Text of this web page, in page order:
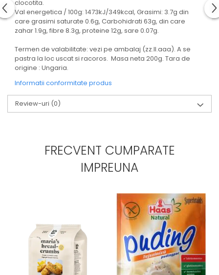
clocotita.
Val energetica / 100g: 1473kJ/349kcal, Grasimi: 3.7g din
care grasimi saturate 0.6g, Carbohidrati 63g, din care
zahar 1.9g, fibre 8.3g, proteine 12g, sare 0.07g.
Termen de valabilitate: vezi pe ambalaj (zz.ll.aaa). A se
pastra la loc uscat si racoros. Masa neta 200g. Tara de
origine : Ungaria.
Informatii conformitate produs
Review-uri (0)
FRECVENT CUMPARATE
IMPREUNA